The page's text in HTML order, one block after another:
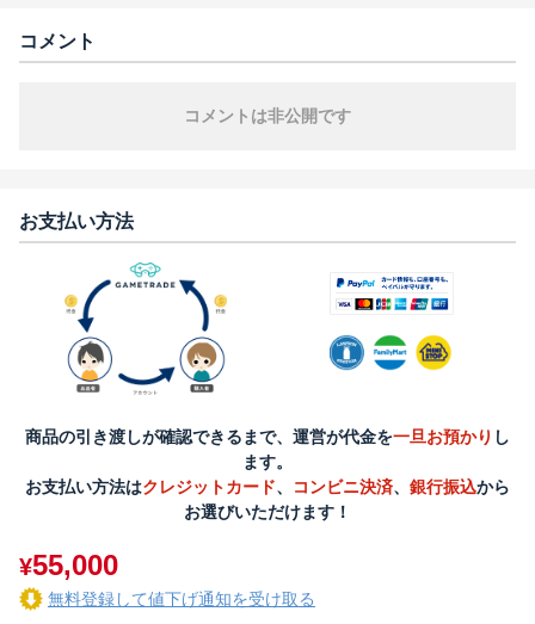
コメント
コメントは非公開です
お支払い方法
商品の引き渡しが確認できるまで、運営が代金を一旦お預かり し
ます。
お支払い方法はクレジットカード、 コンビニ決済、 銀行振込から
お選びいただけます！
¥55,000
無料登録して値下げ通知を受け取る